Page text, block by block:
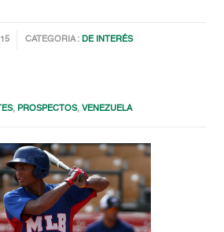
CATEGORIA :DE INTERÉS
, PROSPECTOS,VENEZUELA